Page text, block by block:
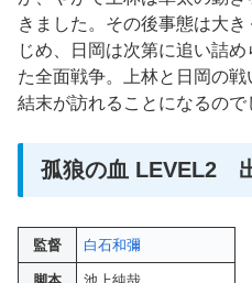
きました。その後事態は大
じめ、日岡は次第に追い詰
た全面戦争。上林と日岡の
結末が訪れることになるので
孤狼の血 LEVEL2
監督 白石和彌